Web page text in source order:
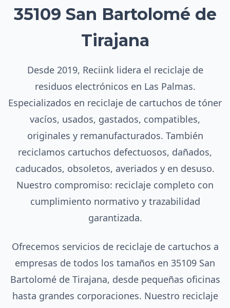
35109 San Bartolomé de
Tirajana
Desde 2019, Reciink lidera el reciclaje de
residuos electrónicos en Las Palmas.
Especializados en reciclaje de cartuchos de tóner
vacíos, usados, gastados, compatibles,
originales y remanufacturados. También
reciclamos cartuchos defectuosos, dañados,
caducados, obsoletos, averiados y en desuso.
Nuestro compromiso: reciclaje completo con
cumplimiento normativo y trazabilidad
garantizada.
Ofrecemos servicios de reciclaje de cartuchos a
empresas de todos los tamaños en 35109 San
Bartolomé de Tirajana, desde pequeñas oficinas
hasta grandes corporaciones. Nuestro reciclaje